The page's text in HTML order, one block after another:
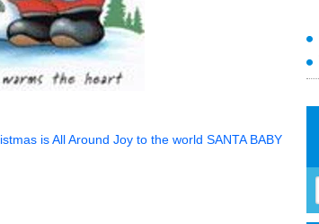
is All Around Joy to the world SANTA BABY